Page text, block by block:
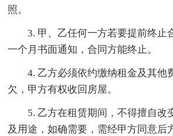
照。
3. 甲、乙任何一方若要提前终止
一个月书面通知，合同方能终止。
4. 乙方必须依约缴纳租金及其他
欠，甲方有权收回房屋。
5. 乙方在租赁期间，不得擅自改
及用途，如确需要，需经甲方同意后